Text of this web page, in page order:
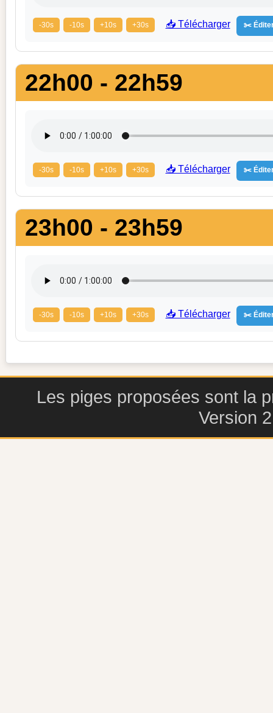
-30s -10s +10s +30s 📥 Télécharger ✂️
22h00 - 22h59
-30s -10s +10s +30s 📥 Télécharger ✂️
23h00 - 23h59
-30s -10s +10s +30s 📥 Télécharger ✂️
Les piges proposées sont la
Version